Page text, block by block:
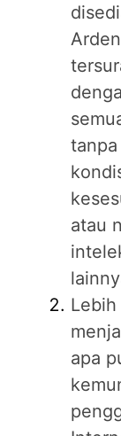
atau
apa